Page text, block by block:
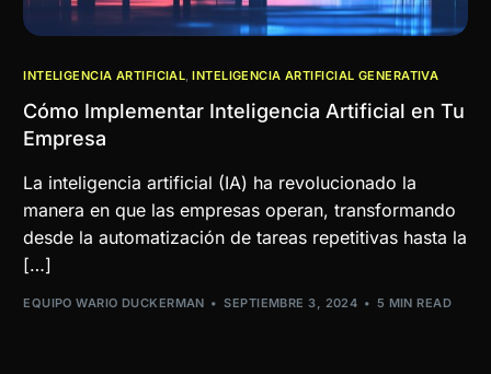
INTELIGENCIA ARTIFICIAL,INTELIGENCIA ARTIFICIAL GENERATIVA
Cómo Implementar Inteligencia Artificial en Tu
Empresa
La inteligencia artificial (IA) ha revolucionado la
manera en que las empresas operan, transformando
desde la automatización de tareas repetitivas hasta la
[…]
EQUIPO WARIO DUCKERMAN SEPTIEMBRE 3, 2024 5 MIN READ